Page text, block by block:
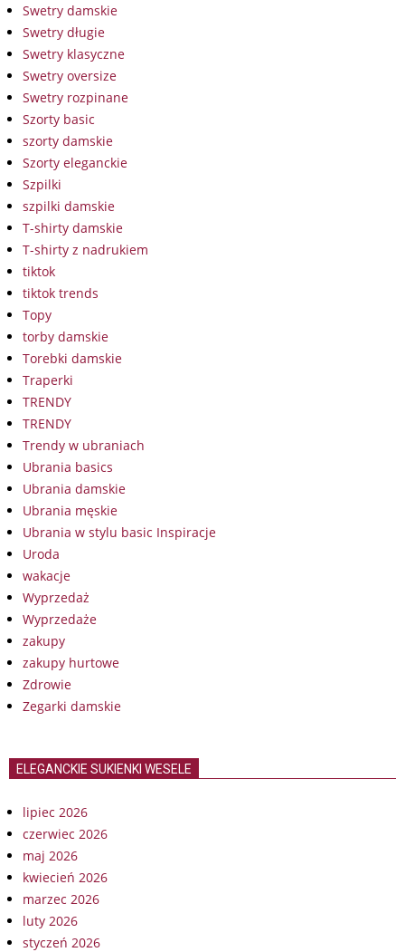
Swetry damskie
Swetry długie
Swetry klasyczne
Swetry oversize
Swetry rozpinane
Szorty basic
szorty damskie
Szorty eleganckie
Szpilki
szpilki damskie
T-shirty damskie
T-shirty z nadrukiem
tiktok
tiktok trends
Topy
torby damskie
Torebki damskie
Traperki
TRENDY
TRENDY
Trendy w ubraniach
Ubrania basics
Ubrania damskie
Ubrania męskie
Ubrania w stylu basic Inspiracje
Uroda
wakacje
Wyprzedaż
Wyprzedaże
zakupy
zakupy hurtowe
Zdrowie
Zegarki damskie
ELEGANCKIE SUKIENKI WESELE
lipiec 2026
czerwiec 2026
maj 2026
kwiecień 2026
marzec 2026
luty 2026
styczeń 2026